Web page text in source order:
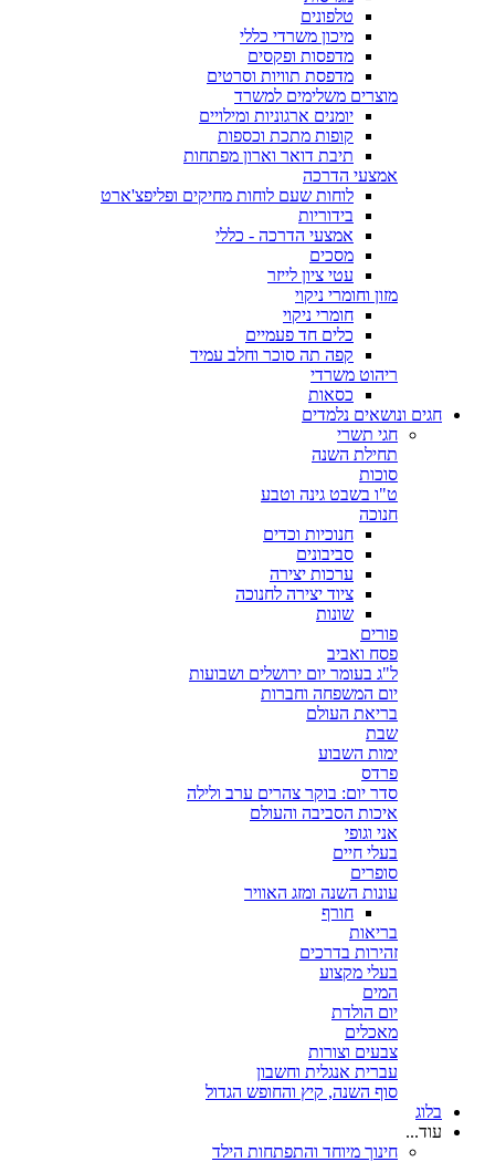
טלפונים
מיכון משרדי כללי
מדפסות ופקסים
מדפסת תוויות וסרטים
מוצרים משלימים למשרד
יומנים ארגוניות ומילויים
קופות מתכת וכספות
תיבת דואר וארון מפתחות
אמצעי הדרכה
לוחות שעם לוחות מחיקים ופליפצ'ארט
בידוריות
אמצעי הדרכה - כללי
מסכים
עטי ציון לייזר
מזון וחומרי ניקוי
חומרי ניקוי
כלים חד פעמיים
קפה תה סוכר וחלב עמיד
ריהוט משרדי
כסאות
חגים ונושאים נלמדים
חגי תשרי
תחילת השנה
סוכות
ט"ו בשבט גינה וטבע
חנוכה
חנוכיות וכדים
סביבונים
ערכות יצירה
ציוד יצירה לחנוכה
שונות
פורים
פסח ואביב
ל"ג בעומר יום ירושלים ושבועות
יום המשפחה וחברות
בריאת העולם
שבת
ימות השבוע
פרדס
סדר יום: בוקר צהרים ערב ולילה
איכות הסביבה והעולם
אני וגופי
בעלי חיים
סופרים
עונות השנה ומזג האוויר
חורף
בריאות
זהירות בדרכים
בעלי מקצוע
המים
יום הולדת
מאכלים
צבעים וצורות
עברית אנגלית וחשבון
סוף השנה, קיץ והחופש הגדול
בלוג
עוד...
חינוך מיוחד והתפתחות הילד